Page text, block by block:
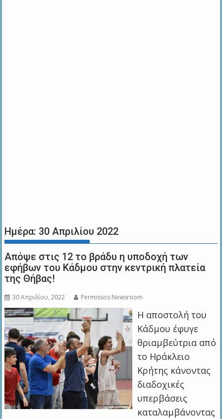
Ημέρα: 30 Απριλίου 2022
Απόψε στις 12 το βράδυ η υποδοχή των
εφήβων του Κάδμου στην κεντρική πλατεία
της Θήβας!
30 Απριλίου, 2022 Permissos Newsroom
Η αποστολή του
Κάδμου έφυγε
θριαμβεύτρια από
το Ηράκλειο
Κρήτης κάνοντας
διαδοχικές
υπερβάσεις
καταλαμβάνοντας